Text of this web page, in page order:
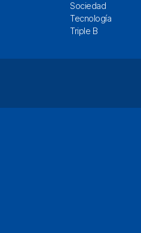
Sociedad
Tecnología
Triple B